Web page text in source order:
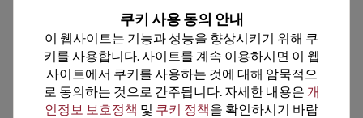
추천 대체 제품
쿠키 사용 동의 안내
이 웹사이트는 기능과 성능을 향상시키기 위해 쿠
키를 사용합니다. 사이트를 계속 이용하시면 이 웹
사이트에서 쿠키를 사용하는 것에 대해 암묵적으
로 동의하는 것으로 간주됩니다. 자세한 내용은 개
인정보 보호정책 및 쿠키 정책을 확인하시기 바랍